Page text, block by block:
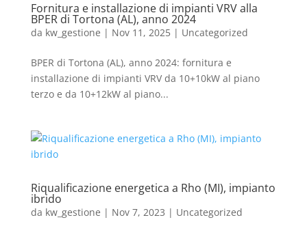
Fornitura e installazione di impianti VRV alla
BPER di Tortona (AL), anno 2024
da kw_gestione | Nov 11, 2025| Uncategorized
BPER di Tortona (AL), anno 2024: fornitura e
installazione di impianti VRV da 10+10kW al piano
terzo e da 10+12kW al piano...
Riqualificazione energetica a Rho (MI), impianto
ibrido
da kw_gestione | Nov 7, 2023 | Uncategorized